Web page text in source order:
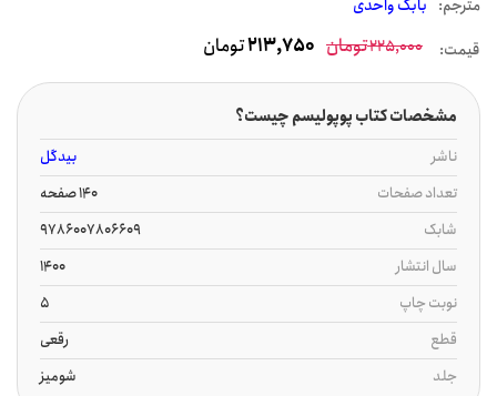
مترجم: بابک واحدی
قیمت: 225,000تومان 213,750تومان
مشخصات کتاب پوپولیسم چیست؟
ناشر
بیدگل
تعداد صفحات
140 صفحه
شابک
9786007806609
سال انتشار
1400
نوبت چاپ
5
قطع
رقعی
جلد
شومیز